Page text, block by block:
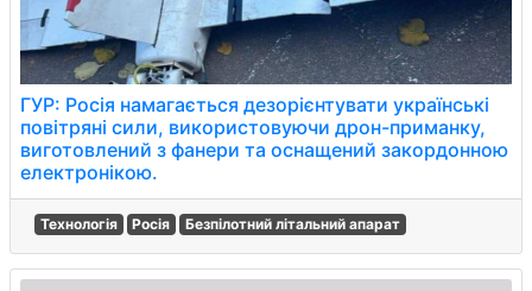
ГУР: Росія намагається дезорієнтувати українські
повітряні сили, використовуючи дрон-приманку,
виготовлений з фанери та оснащений закордонною
електронікою.
Технологія Росія Безпілотний літальний апарат